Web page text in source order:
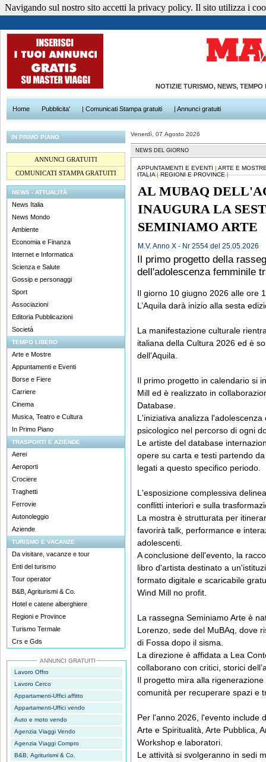
NOTIZIE TURISMO, NEWS,
Home Pubblicita' | Comunicati Stampa gratuiti | Annunci gratuiti
IN PRIMO PIANO
ANNUNCI GRATUITI
COMUNICATI STAMPA GRATUITI
NEWS - ATTUALITÀ
News Italia
News Mondo
Ambiente
Economia e Finanza
Internet e Informatica
Scienza e Salute
Gossip e personaggi
Sport
Associazioni
Editoria Pubblicazioni
Società
TEMPO LIBERO
Arte e Mostre
Appuntamenti e Eventi
Borse e Fiere
Carriere
Cinema
Musica, Teatro e Cultura
In Primo Piano
TRASPORTI E AZIENDE
Aerei
Aeroporti
Crociere
Traghetti
Ferrovie
Autonoleggio
Aziende
TURISMO E VACANZE
Da visitare, vacanze e tour
Enti del turismo
Tour operator
B&B, Agriturismi & Co.
Hotel e catene alberghiere
Regioni e Province
Turismo Termale
Crs e Gds
ANNUNCI GRATUITI
Lavoro Offro
Lavoro Cerco
Appartamenti-Uffici affitto
Appartamenti-Uffici vendo
Auto e moto vendo
Agenzia Viaggi Vendo
Agenzia Viaggi Compro
B&B, Agriturismi & Co.
Venerdì, 07 Agosto 2026
NEWS DEL GIORNO
APPUNTAMENTI E EVENTI | ARTE E
ITALIA|REGIONI E PROVINCE|
AL MUBAQ
INAUGURA LA
SEMINIAMO ARTE
M.V. Anno X - Nr 2554 del 25.05.2026
Il primo progetto della
dell'adolescenza femminile
Il giorno 10 giugno 2026 alle ore
L’Aquila darà inizio alla sesta
La manifestazione culturale
italiana della Cultura 2026 ed è
dell’Aquila.
Il primo progetto in calendario si
Mill ed è realizzato in
Database.
L'iniziativa analizza
psicologico nel percorso di ogni
Le artiste del database
opere su carta e testi partendo
legati a questo specifico periodo.
L'esposizione complessiva
conflitti interiori e sulla
La mostra è strutturata per
favorirà talk, performance e
adolescenti.
A conclusione dell'evento, la
libro d'artista destinato a
formato digitale e scaricabile
Wind Mill no profit.
La rassegna Seminiamo Arte è
Lorenzo, sede del MuBAq, dove
di Fossa dopo il sisma.
La direzione è affidata a Lea
collaborano con critici, storici
Il progetto mira alla
comunità per recuperare spazi e
Per l'anno 2026, l'evento include
Arte e Spiritualità, Arte Pubblica,
Workshop e laboratori.
Le attività si svolgeranno in sedi
Navigando sul nostro sito accetti la privacy policy. Il sito utilizza i